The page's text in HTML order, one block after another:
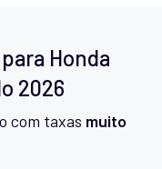
Honda
2026
com taxas muito